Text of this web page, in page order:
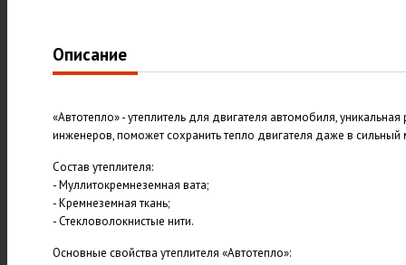
Описание
«Автотепло» - утеплитель для двигателя автомобиля,
инженеров, поможет сохранить тепло двигателя даже в сильный
Состав утеплителя:
- Муллитокремнеземная вата;
- Кремнеземная ткань;
- Стекловолокнистые нити.
Основные свойства утеплителя «Автотепло»: